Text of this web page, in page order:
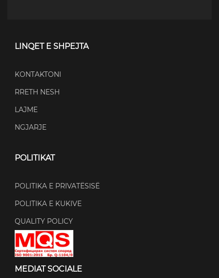
LINQET E SHPEJTA
KONTAKTONI
RRETH NESH
LAJME
NGJARJE
POLITIKAT
POLITIKA E PRIVATËSISË
POLITIKA E KUKIVE
QUALITY POLICY
MEDIAT SOCIALE